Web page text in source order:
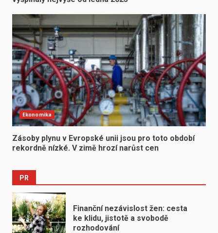
Ekonomika
Zásoby plynu v Evropské unii jsou pro toto období
rekordně nízké. V zimě hrozí narůst cen
PR
Finanční nezávislost žen: cesta
ke klidu, jistotě a svobodě
rozhodování